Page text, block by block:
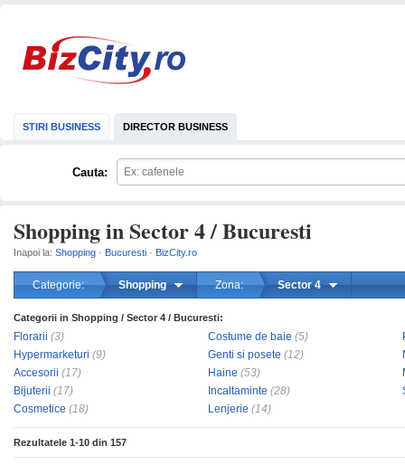
STIRI BUSINESS DIRECTOR BUSINESS
Cauta:
Shopping in Sector 4 / Bucuresti
Inapoi la: Shopping · Bucuresti · BizCity.ro
Categorie: Shopping Zona: Sector 4
Categorii in Shopping / Sector 4 / Bucuresti:
Florarii (3)
Hypermarketuri (9)
Accesorii (17)
Bijuterii (17)
Cosmetice (18)
Costume de baie (5)
Genti si posete (12)
Haine (53)
Incaltaminte (28)
Lenjerie (14)
Rezultatele 1-10 din 157